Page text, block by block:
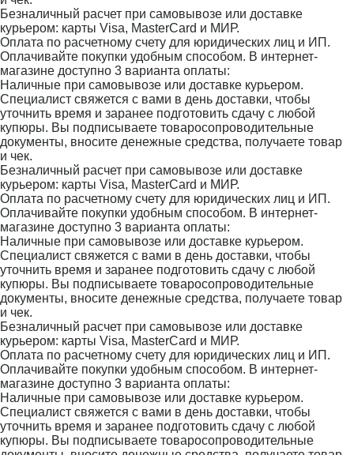
Безналичный расчет при самовывозе или доставке
курьером: карты Visa, MasterCard и МИР.
Оплата по расчетному счету для юридических лиц и ИП.
Оплачивайте покупки удобным способом. В интернет-
магазине доступно 3 варианта оплаты:
Наличные при самовывозе или доставке курьером.
Специалист свяжется с вами в день доставки, чтобы
уточнить время и заранее подготовить сдачу с любой
купюры. Вы подписываете товаросопроводительные
документы, вносите денежные средства, получаете товар
и чек.
Безналичный расчет при самовывозе или доставке
курьером: карты Visa, MasterCard и МИР.
Оплата по расчетному счету для юридических лиц и ИП.
Оплачивайте покупки удобным способом. В интернет-
магазине доступно 3 варианта оплаты:
Наличные при самовывозе или доставке курьером.
Специалист свяжется с вами в день доставки, чтобы
уточнить время и заранее подготовить сдачу с любой
купюры. Вы подписываете товаросопроводительные
документы, вносите денежные средства, получаете товар
и чек.
Безналичный расчет при самовывозе или доставке
курьером: карты Visa, MasterCard и МИР.
Оплата по расчетному счету для юридических лиц и ИП.
Оплачивайте покупки удобным способом. В интернет-
магазине доступно 3 варианта оплаты:
Наличные при самовывозе или доставке курьером.
Специалист свяжется с вами в день доставки, чтобы
уточнить время и заранее подготовить сдачу с любой
купюры. Вы подписываете товаросопроводительные